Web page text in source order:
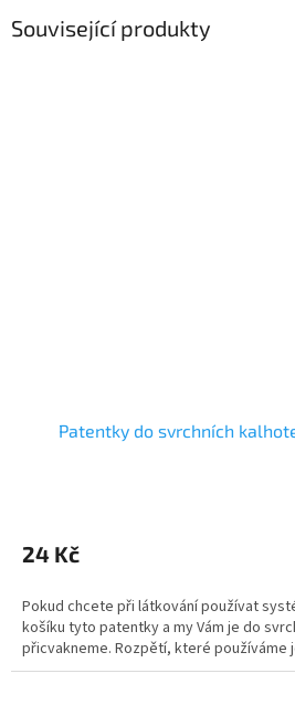
Související produkty
Patentky do svrchních
24 Kč
Pokud chcete při látkování používat
košíku tyto patentky a my Vám je do
přicvakneme. Rozpětí, které používáme